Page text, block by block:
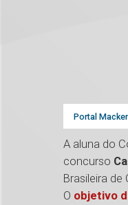
Portal
A aluna do
concurso
Brasileira
O objetivo